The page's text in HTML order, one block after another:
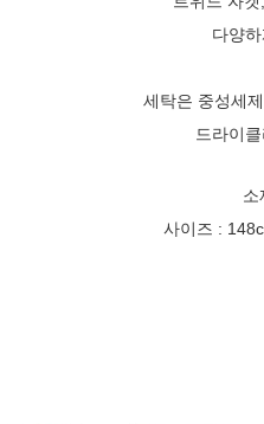
다양
세탁은 중성세
드라이
소
사이즈 :